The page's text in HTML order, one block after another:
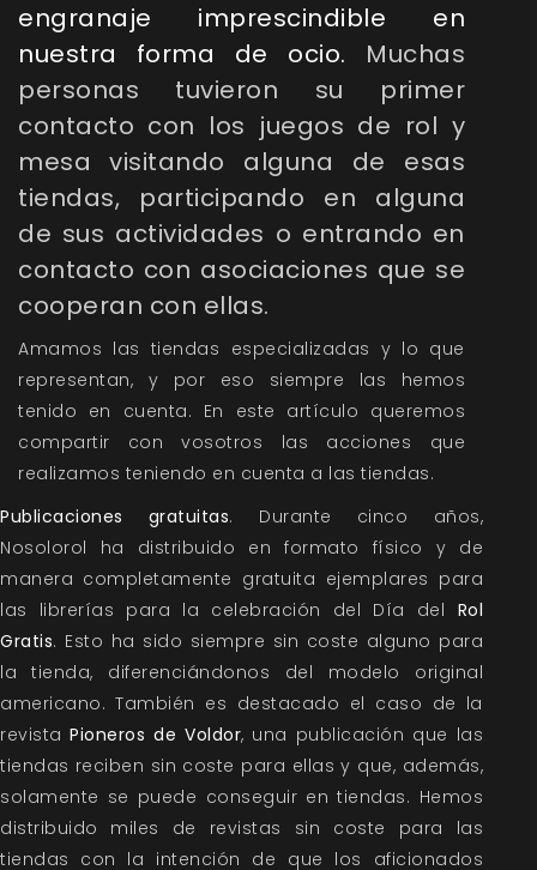
engranaje imprescindible en
nuestra forma de ocio. Muchas
personas tuvieron su primer
contacto con los juegos de rol y
mesa visitando alguna de esas
tiendas, participando en alguna
de sus actividades o entrando en
contacto con asociaciones que se
cooperan con ellas.
Amamos las tiendas especializadas y lo que
representan, y por eso siempre las hemos
tenido en cuenta. En este artículo queremos
compartir con vosotros las acciones que
realizamos teniendo en cuenta a las tiendas.
Publicaciones gratuitas. Durante cinco años,
Nosolorol ha distribuido en formato físico y de
manera completamente gratuita ejemplares para
las librerías para la celebración del Día del Rol
Gratis. Esto ha sido siempre sin coste alguno para
la tienda, diferenciándonos del modelo original
americano. También es destacado el caso de la
revistaPioneros de Voldor, una publicación que las
tiendas reciben sin coste para ellas y que, además,
solamente se puede conseguir en tiendas. Hemos
distribuido miles de revistas sin coste para las
tiendas con la intención de que los aficionados